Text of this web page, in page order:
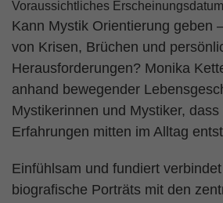
Voraussichtliches
Kann Mystik Orientierung geben
von Krisen, Brüchen und
Herausforderungen? Monika
anhand bewegender
Mystikerinnen und Mystiker,
Erfahrungen mitten im Alltag
Einfühlsam und fundiert
biografische Porträts mit den